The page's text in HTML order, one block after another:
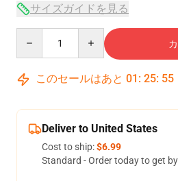
サイズガイドを見る
このセールはあと 01 : 25: 54
Deliver to United States
Cost to ship:$6.99
Standard - Order today to get by